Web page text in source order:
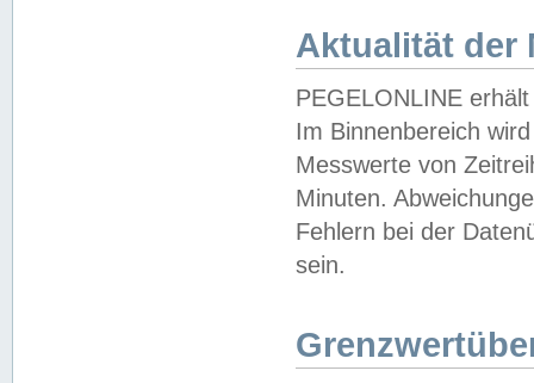
Aktualität der
PEGELONLINE
Im Binnenbereich
Messwerte von
Minuten.
Fehlern bei der
sein.